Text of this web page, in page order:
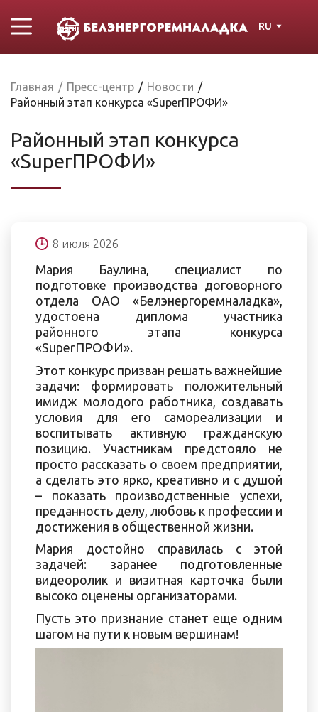
RU
Главная / Пресс-центр / Новости /
Районный этап конкурса «SuperПРОФИ»
Районный этап конкурса
«SuperПРОФИ»
8 июля 2026
Мария Баулина, специалист по
подготовке производства договорного
отдела ОАО «Белэнергоремналадка»,
удостоена диплома участника
районного этапа конкурса
«SuperПРОФИ».
Этот конкурс призван решать важнейшие
задачи: формировать положительный
имидж молодого работника, создавать
условия для его самореализации и
воспитывать активную гражданскую
позицию. Участникам предстояло не
просто рассказать о своем предприятии,
а сделать это ярко, креативно и с душой
– показать производственные успехи,
преданность делу, любовь к профессии и
достижения в общественной жизни.
Мария достойно справилась с этой
задачей: заранее подготовленные
видеоролик и визитная карточка были
высоко оценены организаторами.
Пусть это признание станет еще одним
шагом на пути к новым вершинам!